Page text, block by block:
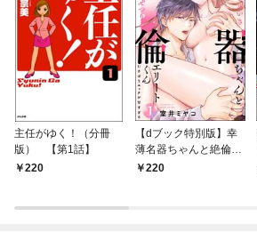
主任がゆく！（分冊
版） 【第1話】
220
【dブック特別版】幸
薄名器ちゃんと絶倫エ
リートくん むさぼりエ
220